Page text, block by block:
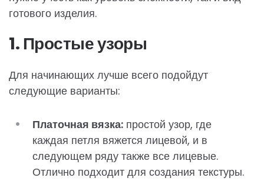
готового изделия.
1. Простые узоры
Для начинающих лучше всего подойдут
следующие варианты:
Платочная вязка: простой узор, где
каждая петля вяжется лицевой, и в
следующем ряду также все лицевые.
Отлично подходит для создания текстуры.